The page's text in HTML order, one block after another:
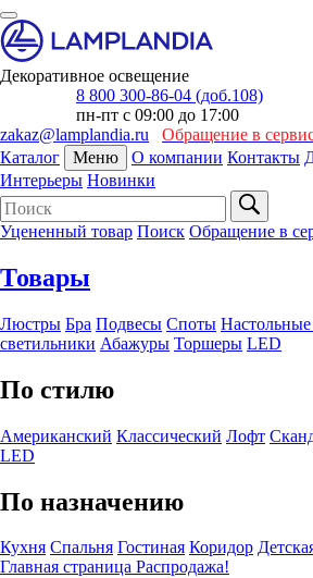
Декоративное освещение
8 800 300-86-04 (доб.108)
пн-пт с 09:00 до 17:00
zakaz@lamplandia.ru
Обращение в
Каталог
Меню О компании Контакты
Интерьеры Новинки
Уцененный товар Поиск Обращение в
Товары
Люстры Бра Подвесы Споты
светильники Абажуры Торшеры LED
По стилю
Американский Классический Лофт
LED
По назначению
Кухня Спальня Гостиная Коридор
Главная страница Распродажа!